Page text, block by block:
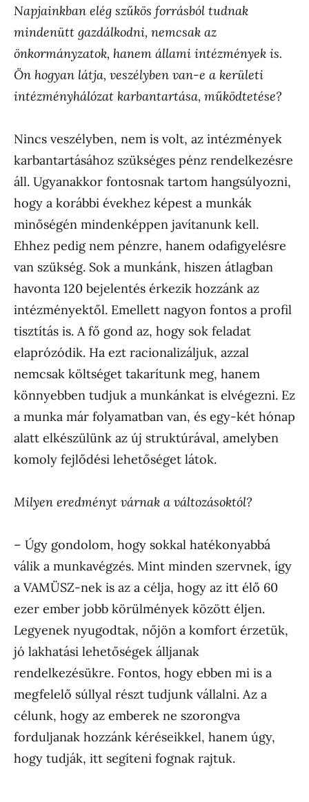
Napjainkban elég szűkös forrásból tudnak
mindenütt gazdálkodni, nemcsak az
önkormányzatok, hanem állami intézmények is.
Ön hogyan látja, veszélyben van-e a kerületi
intézményhálózat karbantartása, működtetése?
Nincs veszélyben, nem is volt, az intézmények
karbantartásához szükséges pénz rendelkezésre
áll. Ugyanakkor fontosnak tartom hangsúlyozni,
hogy a korábbi évekhez képest a munkák
minőségén mindenképpen javítanunk kell.
Ehhez pedig nem pénzre, hanem odafigyelésre
van szükség. Sok a munkánk, hiszen átlagban
havonta 120 bejelentés érkezik hozzánk az
intézményektől. Emellett nagyon fontos a profil
tisztítás is. A fő gond az, hogy sok feladat
elaprózódik. Ha ezt racionalizáljuk, azzal
nemcsak költséget takarítunk meg, hanem
könnyebben tudjuk a munkánkat is elvégezni. Ez
a munka már folyamatban van, és egy-két hónap
alatt elkészülünk az új struktúrával, amelyben
komoly fejlődési lehetőséget látok.
Milyen eredményt várnak a változásoktól?
– Úgy gondolom, hogy sokkal hatékonyabbá
válik a munkavégzés. Mint minden szervnek, így
a VAMÜSZ-nek is az a célja, hogy az itt élő 60
ezer ember jobb körülmények között éljen.
Legyenek nyugodtak, nőjön a komfort érzetük,
jó lakhatási lehetőségek álljanak
rendelkezésükre. Fontos, hogy ebben mi is a
megfelelő súllyal részt tudjunk vállalni. Az a
célunk, hogy az emberek ne szorongva
forduljanak hozzánk kéréseikkel, hanem úgy,
hogy tudják, itt segíteni fognak rajtuk.